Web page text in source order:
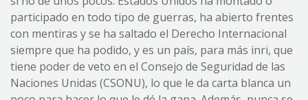
participado en todo tipo de guerras, ha abierto frentes
con mentiras y se ha saltado el Derecho Internacional
siempre que ha podido, y es un país, para más inri, que
tiene poder de veto en el Consejo de Seguridad de las
Naciones Unidas (CSONU), lo que le da carta blanca un